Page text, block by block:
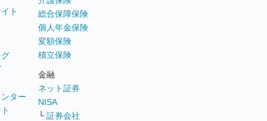
ト
ター
総合保障保険
個人年金保険
変額保険
積立保険
金融
ネット証券
NISA
└ 証券会社